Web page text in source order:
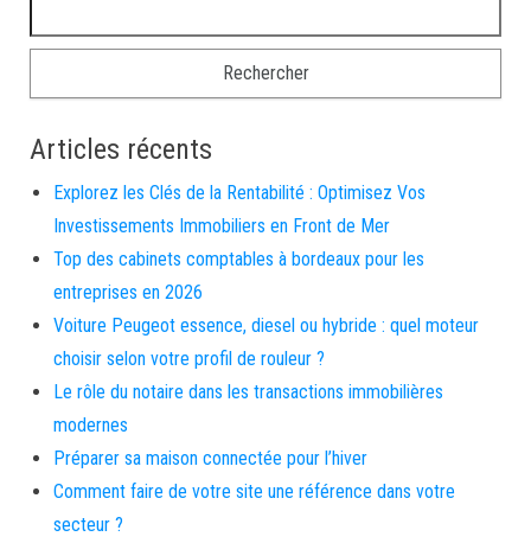
Articles récents
Explorez les Clés de la Rentabilité : Optimisez Vos
Investissements Immobiliers en Front de Mer
Top des cabinets comptables à bordeaux pour les
entreprises en 2026
Voiture Peugeot essence, diesel ou hybride : quel moteur
choisir selon votre profil de rouleur ?
Le rôle du notaire dans les transactions immobilières
modernes
Préparer sa maison connectée pour l’hiver
Comment faire de votre site une référence dans votre
secteur ?